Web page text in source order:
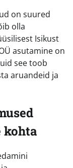
on suured
olla
Isikust
asutamine on
see toob
aruandeid ja
kohta